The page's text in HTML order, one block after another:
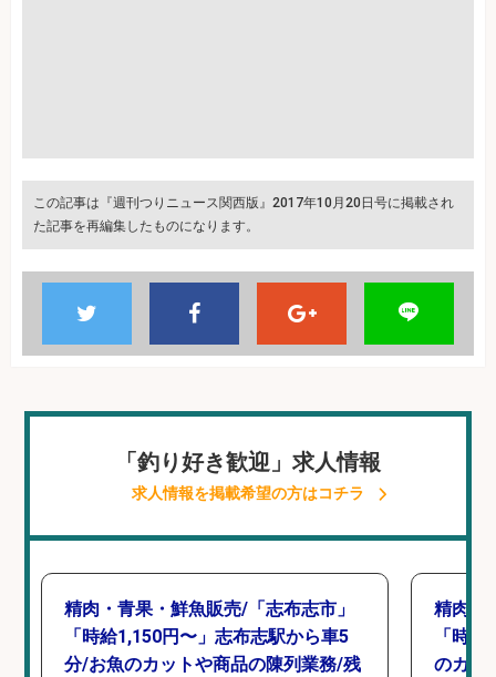
この記事は『週刊つりニュース関西版』2017年10月20日号に掲載され
た記事を再編集したものになります。
「釣り好き歓迎」求人情報
求人情報を掲載希望の方はコチラ
精肉・青果・鮮魚販売/「志布志市」
「時給1,150円〜」志布志駅から車5
分/お魚のカットや商品の陳列業務/残
精肉・
「時
のカッ